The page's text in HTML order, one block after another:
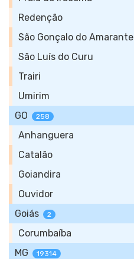
Redenção
São Gonçalo do Amarante
São Luís do Curu
Trairi
Umirim
GO
258
Anhanguera
Catalão
Goiandira
Ouvidor
Goiás
2
Corumbaíba
MG
19314